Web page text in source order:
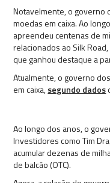
Notavelmente, o governo
moedas em caixa. Ao
apreendeu centenas de
relacionados ao Silk
que ganhou destaque a
Atualmente, o governo
em caixa,segundo dados
Ao longo dos anos, o
Investidores como Tim
acumular dezenas de
de balcão (OTC).